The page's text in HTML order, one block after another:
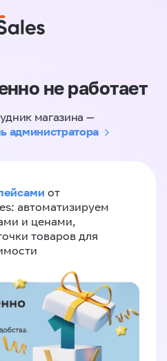
не работает
магазина —
администратора
от
автоматизируем
и ценами,
товаров для